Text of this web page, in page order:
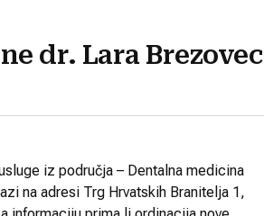
dr. Lara Brezovec
iz područja – Dentalna medicina
na adresi Trg Hrvatskih Branitelja 1,